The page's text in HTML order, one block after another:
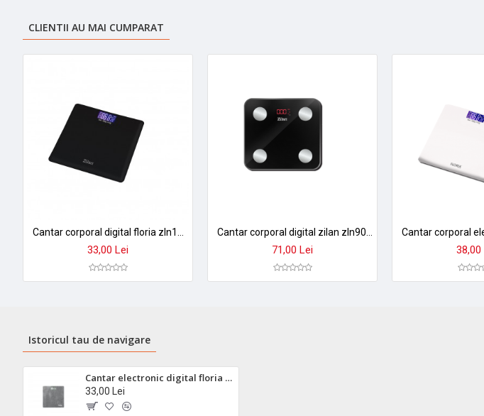
✓ Design elegant gri care se potrivește în orice baie modernă
➤ Perfect pentru:monitorizarea zilnică a greutății, programe de fitness, întreaga familie
CLIENTII AU MAI CUMPARAT
Cantar corporal digital floria zln1971 - sticla securizata, display lcd, capacitate 3-180kg, precizie 50g
33,00 Lei
Cantar corporal digital zilan zln9007 - sticla securizata, 180kg, aplicatie smart okok, display led
71,00 Lei 38,00
Istoricul tau de navigare
Cantar electronic digital floria zln1987 - platforma sticla, lcd, 150kg, precizie 50g
33,00 Lei